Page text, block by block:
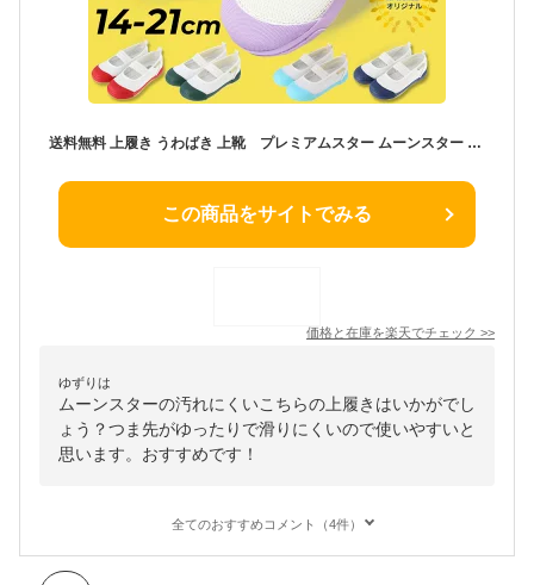
送料無料 上履き うわばき 上靴 プレミアムスター ムーンスター 月星/子供 学校 保育園 幼稚園 入学 入園 お受験 室内履き 子ども バレーシューズ ズック/14cm-21cm パープル ラベンダー レッド ネイビー ミント カーキ 男児 女児 安全 安心 汚れにくい おすすめ /1213002
この商品をサイトでみる
価格と在庫を楽天でチェック >>
ゆずりは
ムーンスターの汚れにくいこちらの上履きはいかがでし
ょう？つま先がゆったりで滑りにくいので使いやすいと
思います。おすすめです！
全てのおすすめコメント（4件）